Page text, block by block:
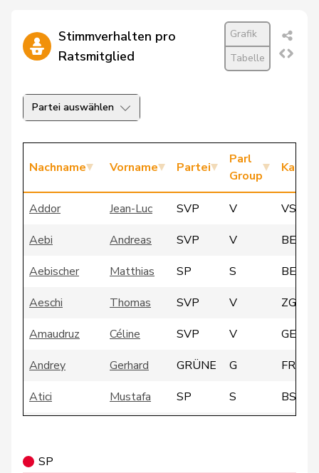
Stimmverhalten pro
Ratsmitglied
Grafik
Tabelle
Partei auswählen
Nachname Vorname Partei
Parl
Group
Addor Jean-Luc SVP V
VS
Aebi
Andreas SVP V
BE
Aebischer
Matthias SP S
BE
Aeschi
Thomas SVP V
ZG
Amaudruz
Céline SVP V
GE
Andrey
Gerhard GRÜNE G
FR
Atici
Mustafa SP S
BS
Badran
SP